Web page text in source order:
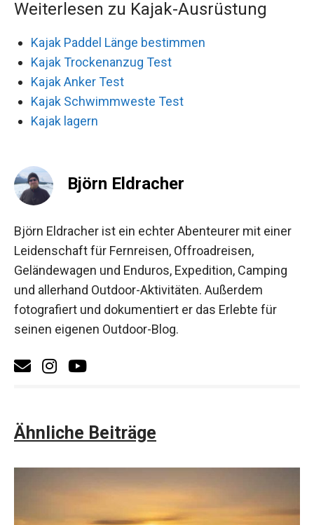
Weiterlesen zu Kajak-Ausrüstung
Kajak Paddel Länge bestimmen
Kajak Trockenanzug Test
Kajak Anker Test
Kajak Schwimmweste Test
Kajak lagern
Björn Eldracher
Björn Eldracher ist ein echter Abenteurer mit einer
Leidenschaft für Fernreisen, Offroadreisen,
Geländewagen und Enduros, Expedition, Camping
und allerhand Outdoor-Aktivitäten. Außerdem
fotografiert und dokumentiert er das Erlebte für
seinen eigenen Outdoor-Blog.
Ähnliche Beiträge